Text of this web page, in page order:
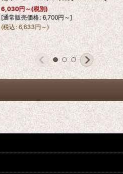
6,030円～(税別)
[通常販売価格: 6,700円～]
(税込: 6,633円～)